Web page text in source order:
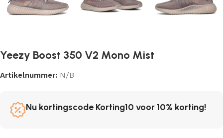
Yeezy Boost 350 V2 Mono Mist
Artikelnummer: N/B
Nu kortingscode Korting10 voor 10% korting!